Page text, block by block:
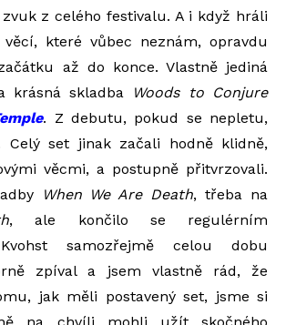
z celého festivalu. A i když hráli
věcí, které vůbec neznám, opravdu
až do konce. Vlastně jediná
krásná skladba
Woods to Conjure
. Z debutu, pokud se nepletu,
Celý set jinak začali hodně klidně,
věcmi, a postupně přitvrzovali.
When We Are Death, třeba na
, ale končilo se regulérním
samozřejmě celou dobu
zpíval a jsem vlastně rád, že
jak měli postavený set, jsme si